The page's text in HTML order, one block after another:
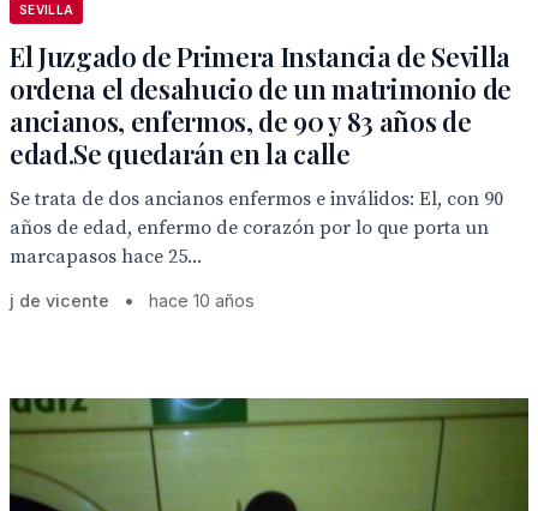
SEVILLA
El Juzgado de Primera Instancia de Sevilla
ordena el desahucio de un matrimonio de
ancianos, enfermos, de 90 y 83 años de
edad.Se quedarán en la calle
Se trata de dos ancianos enfermos e inválidos: El, con 90
años de edad, enfermo de corazón por lo que porta un
marcapasos hace 25...
j de vicente • hace 10 años